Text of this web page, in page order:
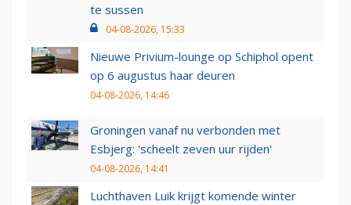
te sussen
04-08-2026, 15:33
Nieuwe Privium-lounge op Schiphol opent
op 6 augustus haar deuren
04-08-2026, 14:46
Groningen vanaf nu verbonden met
Esbjerg: 'scheelt zeven uur rijden'
04-08-2026, 14:41
Luchthaven Luik krijgt komende winter